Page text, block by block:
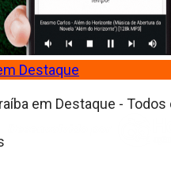
em Destaque -